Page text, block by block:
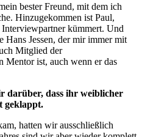
bester Freund, mit dem ich
Hinzugekommen ist Paul,
kümmert. Und
Hans Jessen, der mir immer mit
Mitglied der
Mentor ist, auch wenn er das
darüber, dass ihr weiblicher
geklappt.
hatten wir ausschließlich